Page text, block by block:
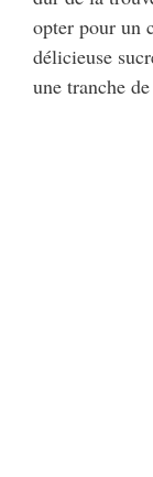
opter pour un
délicieuse
une tranche